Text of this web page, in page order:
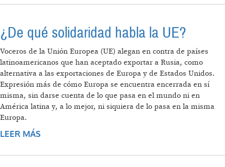
ACUERDO
¿De qué solidaridad habla la UE?
Voceros de la Unión Europea (UE) alegan en contra de países
latinoamericanos que han aceptado exportar a Rusia, como
alternativa a las exportaciones de Europa y de Estados Unidos.
Expresión más de cómo Europa se encuentra encerrada en sí
misma, sin darse cuenta de lo que pasa en el mundo ni en
América latina y, a lo mejor, ni siquiera de lo pasa en la misma
Europa.
LEER MÁS